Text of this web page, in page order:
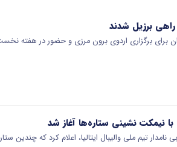
راهی برزیل شدند
برای برگزاری اردوی برون مرزی و حضور در هفته
نیمکت نشینی ستاره‌ها آغاز شد
نامدار تیم ملی والیبال ایتالیا، اعلام کرد که چندین